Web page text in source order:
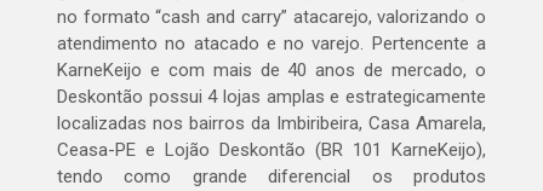
no formato “cash and carry” atacarejo, valorizando o
atendimento no atacado e no varejo. Pertencente a
KarneKeijo e com mais de 40 anos de mercado, o
Deskontão possui 4 lojas amplas e estrategicamente
localizadas nos bairros da Imbiribeira, Casa Amarela,
Ceasa-PE e Lojão Deskontão (BR 101 KarneKeijo),
tendo como grande diferencial os produtos